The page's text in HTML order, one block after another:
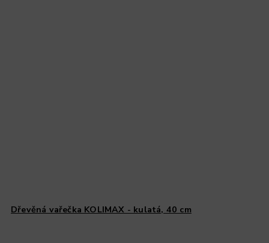
Dřevěná vařečka KOLIMAX - kulatá, 40 cm